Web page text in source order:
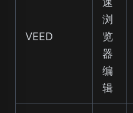
VEED
浏
览
器
编
辑